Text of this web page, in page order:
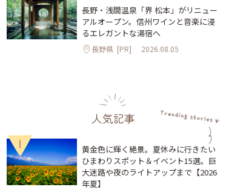
長野・浅間温泉「界 松本」がリニュー
アルオープン。信州ワインと音楽に浸
るエレガントな湯宿へ
長野県 [PR] 2026.08.05
人気記事
1
黄金色に輝く絶景。夏休みに行きたい
ひまわりスポット＆イベント15選。巨
大迷路や夜のライトアップまで【2026
年夏】